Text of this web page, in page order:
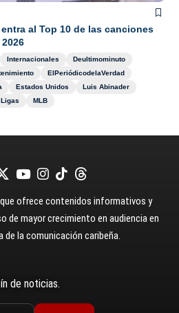
al Top 10 de las canciones
Internacionales
Deultimominuto
ElPeriódicodelaVerdad
Estados Unidos
Luis Abinader
MLB
ofrece contenidos informativos y
de mayor crecimiento en audiencia en
la comunicación caribeña.
de noticias.